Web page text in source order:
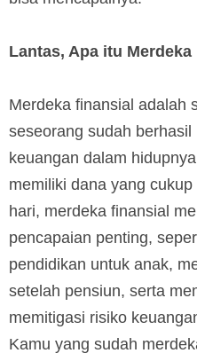
Lantas, Apa itu
Merdeka finansial adalah
seseorang sudah berhasil
keuangan dalam
memiliki dana yang
hari, merdeka finansial
pencapaian penting,
pendidikan untuk anak,
setelah pensiun, serta
memitigasi risiko
Kamu yang sudah